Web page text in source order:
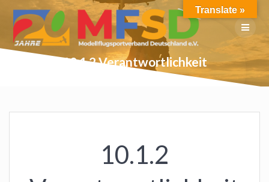
Skip
to
content
10.1.2 Verantwortlichkeit
10.1.2
Translate »